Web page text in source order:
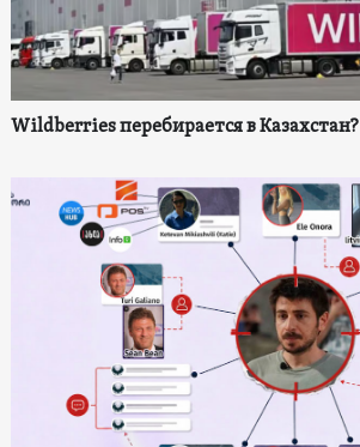
Wildberries перебирается в Казахстан?